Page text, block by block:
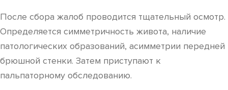
После сбора жалоб проводится тщательный осмотр.
Определяется симметричность живота, наличие
патологических образований, асимметрии передней
брюшной стенки. Затем приступают к
пальпаторному обследованию.